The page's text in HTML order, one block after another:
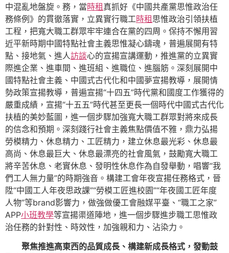
中混亂地盤旋。務，當時租真抓好《中國共產黨思惟政治任
務條例》的貫徹落實，立異實行職工時租思惟政治引領扶植
工程，把寬大職工群眾牢牢連合在黨的四周。保持不懈用習
近平新時期中國特點社會主義思惟凝心鑄魂，普遍展開有特
點、接地氣、進人訪談心的宣揚宣講運動，推進黨的立異實
際進企業、進車間、進班組、進職位、進腦筋。深刻展開中
國特點社會主義、中國式古代化和中國夢宣揚教導，展開情
勢政策宣揚教導，普遍宣揚“十四五”時代黨和國度工作獲得的
嚴重成績，宣揚“十五五”時代甚至更長一個時代中國式古代化
扶植的美妙藍圖，進一個步驟加強寬大職工群眾對將來成長
的信念和預期。深刻踐行社會主義焦點價值不雅，鼎力弘揚
勞模精力、休息精力、工匠精力，建立休息最光彩、休息最
高尚、休息最巨大、休息最漂亮的社會風氣，鼓勵寬大職工
將辛苦休息、老實休息、發明性休息作為自發舉動，唱響“我
們工人無力量”的時期強音。構建工會年夜宣揚任務格式，晉
陞“中國工人年夜思政課”“勞模工匠進校園”“年夜國工匠年度
人物”等brand影響力，做強做優工會融媒平臺、“職工之家”
APP小班教學等宣揚渠道陣地，進一個步驟進步職工思惟政
治任務的針對性、時效性，加強親和力、沾染力。
聚焦推進高東西的品質成長、構建新成長格式，發動鼓